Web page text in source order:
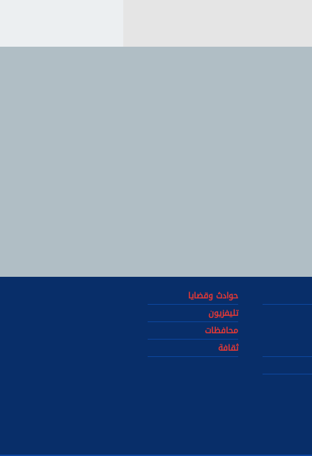
حوادث وقضايا
تليفزيون
محافظات
ثقافة